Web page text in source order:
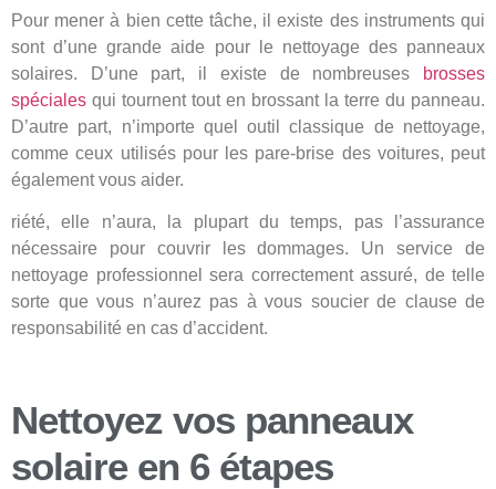
Pour mener à bien cette tâche, il existe des instruments qui
sont d’une grande aide pour le nettoyage des panneaux
solaires. D’une part, il existe de nombreuses
brosses
spéciales qui tournent tout en brossant la terre du panneau.
D’autre part, n’importe quel outil classique de nettoyage,
comme ceux utilisés pour les pare-brise des voitures, peut
également vous aider.
riété, elle n’aura, la plupart du temps, pas l’assurance
nécessaire pour couvrir les dommages. Un service de
nettoyage professionnel sera correctement assuré, de telle
sorte que vous n’aurez pas à vous soucier de clause de
responsabilité en cas d’accident.
Nettoyez vos panneaux
solaire en 6 étapes